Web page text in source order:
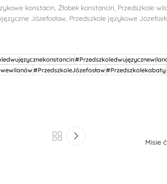
konstacin, Żłobek konstancin, Przedszkole
Józefosław, Przedszkole językowe
#PrzedszkoleJózefosław#Przedszkolekabaty
Misie